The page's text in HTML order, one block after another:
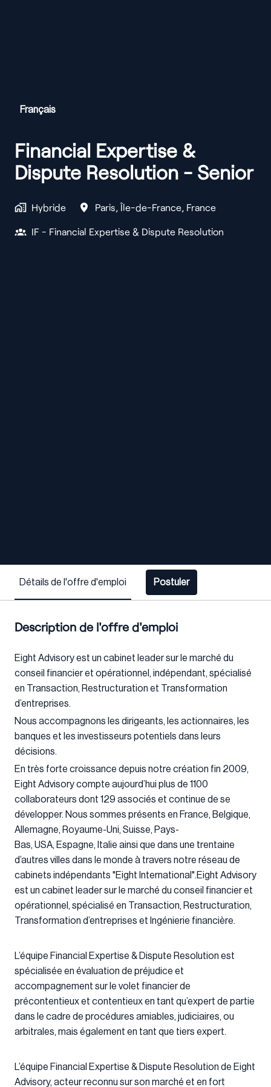
Français
Financial Expertise &
Dispute Resolution - Senior
Hybride Paris Île-de-France France
IF - Financial Expertise & Dispute Resolution
Détails de l'offre d'emploi Postuler
Description de l'offre d'emploi
Eight Advisory est un cabinet leader sur le marché du
conseil financier et opérationnel, indépendant, spécialisé
en Transaction, Restructuration et Transformation
d’entreprises.
Nous accompagnons les dirigeants, les actionnaires, les
banques et les investisseurs potentiels dans leurs
décisions.
En très forte croissance depuis notre création fin 2009,
Eight Advisory compte aujourd’hui plus de 1100
collaborateurs dont 129 associés et continue de se
développer. Nous sommes présents en France, Belgique,
Allemagne, Royaume-Uni, Suisse, Pays-
Bas, USA, Espagne, Italie ainsi que dans une trentaine
d’autres villes dans le monde à travers notre réseau de
cabinets indépendants "Eight International".Eight Advisory
est un cabinet leader sur le marché du conseil financier et
opérationnel, spécialisé en Transaction, Restructuration,
Transformation d’entreprises et Ingénierie financière.
L’équipe Financial Expertise & Dispute Resolution est
spécialisée en évaluation de préjudice et
accompagnement sur le volet financier de
précontentieux et contentieux en tant qu’expert de partie
dans le cadre de procédures amiables, judiciaires, ou
arbitrales, mais également en tant que tiers expert.
L’équipe Financial Expertise & Dispute Resolution de Eight
Advisory, acteur reconnu sur son marché et en fort